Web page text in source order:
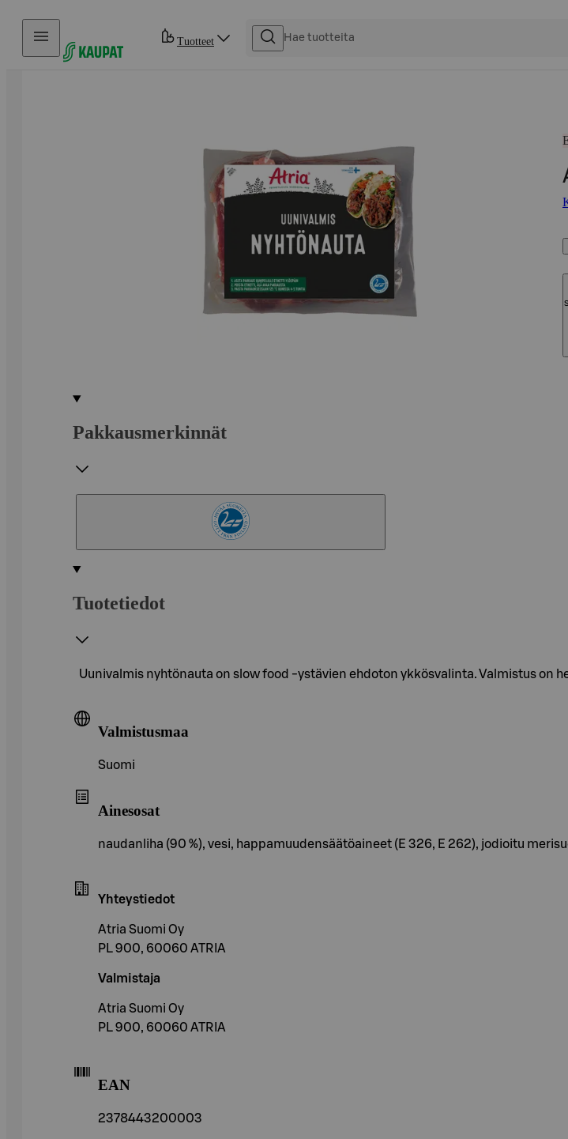
Hyppää sisältöön
Tuotteet
Pakkausmerkinnät
Tuotetiedot
Uunivalmis nyhtönauta on slow food -ystävien ehdoton ykkösvalinta. Valmistus on
Valmistusmaa
Suomi
Ainesosat
naudanliha (90 %), vesi, happamuudensäätöaineet (E 326, E 262), jodioitu
Yhteystiedot
Atria Suomi Oy
PL 900, 60060 ATRIA
Valmistaja
Atria Suomi Oy
PL 900, 60060 ATRIA
EAN
2378443200003